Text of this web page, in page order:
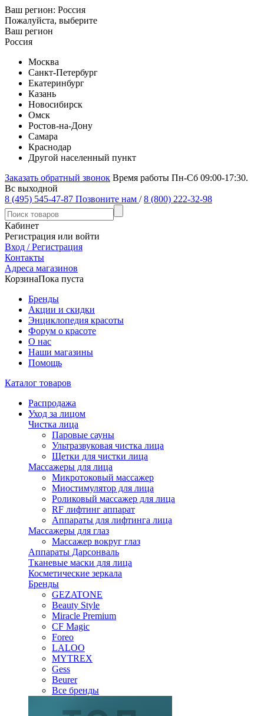
Ваш регион: Россия
Пожалуйста, выберите
Ваш регион
Россия
Москва
Санкт-Петербург
Екатеринбург
Казань
Новосибирск
Омск
Ростов-на-Дону
Самара
Краснодар
Другой населенный пункт
Заказать обратный звонок Время работы Пн-Сб 09:00-17:30.
Вс выходной
8 (495) 545-47-87 Позвоните нам / 8 (800) 222-32-98
Кабинет
Регистрация или войти
Вход / Регистрация
Контакты
Адреса магазинов
КорзинаПока пуста
Бренды
Акции и скидки
Энциклопедия красоты
Форум о красоте
О нас
Наши магазины
Помощь
Каталог товаров
Распродажа
Уход за лицом
Чистка лица
Паровые сауны
Ультразвуковая чистка лица
Щетки для чистки лица
Массажеры для лица
Микротоковый массажер
Миостимулятор для лица
Роликовый массажер для лица
RF лифтинг аппарат
Аппараты для лифтинга лица
Массажеры для глаз
Массажер вокруг глаз
Аппараты Дарсонваль
Тканевые маски для лица
Косметические зеркала
Бренды
GEZATONE
Beauty Style
Miracle Premium
CF Magic
Foreo
LALOO
MYTREX
Gess
Beurer
Все бренды